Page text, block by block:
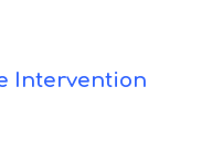
Intervention